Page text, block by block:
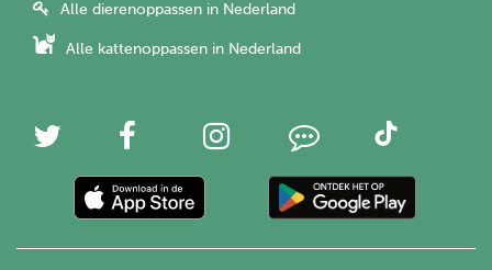
Alle dierenoppassen in Nederland
Alle kattenoppassen in Nederland